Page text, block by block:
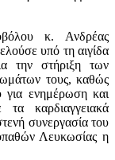
κ. Ανδρέας
υπό τη αιγίδα
την στήριξη των
τους, καθώς
για ενημέρωση και
τα καρδιαγγειακά
συνεργασία του
Λευκωσίας η